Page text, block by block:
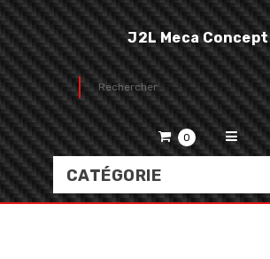
J2L Meca Concept
0
CATÉGORIE